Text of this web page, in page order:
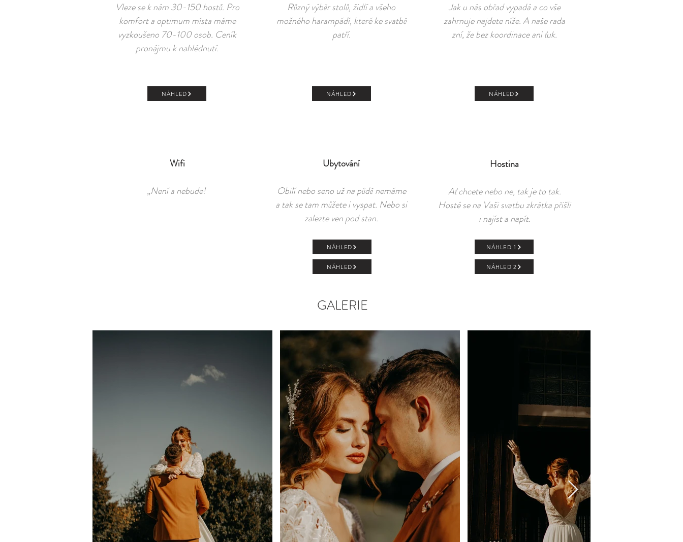
Vleze se k nám 30-150 hostů. Pro
komfort a optimum místa máme
vyzkoušeno 70-100 osob. Ceník
pronájmu knahlédnutí.
NÁHLED
Wifi
„Není a nebude!
Různý výběr stolů, židlí a všeho
možného harampádí, které ke svatbě
patří.
NÁHLED
Ubytování
Obilí nebo seno už na půdě nemáme
a tak se tam můžete i vyspat. Nebo si
zalezte ven pod stan.
NÁHLED
NÁHLED
Jak u nás obřad vypadá a co vše
zahrnuje najdete níže. A naše rada
zní, že bez koordinace ani ťuk.
NÁHLED
Hostina
Ať chcete nebo ne, tak je to tak.
Hosté se na Vaši svatbu zkrátka přišli
i najíst a napít.
NÁHLED 1
NÁHLED 2
GALERIE